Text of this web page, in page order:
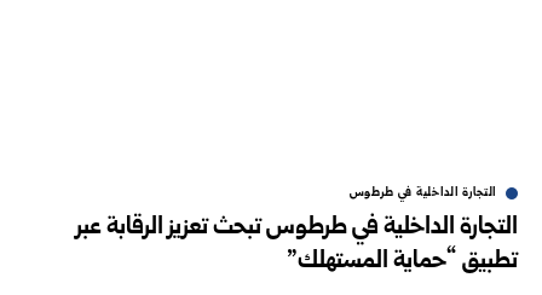
التجارة الداخلية في طرطوس
التجارة الداخلية في طرطوس تبحث تعزيز الرقابة عبر
تطبيق “حماية المستهلك”